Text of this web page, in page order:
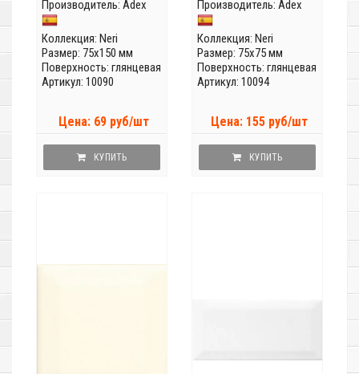
Производитель: Adex
Коллекция: Neri
Размер: 75x150 мм
Поверхность: глянцевая
Артикул: 10090
Цена: 69 руб/шт
КУПИТЬ
Производитель: Adex
Коллекция: Neri
Размер: 75x75 мм
Поверхность: глянцевая
Артикул: 10094
Цена: 155 руб/шт
КУПИТЬ